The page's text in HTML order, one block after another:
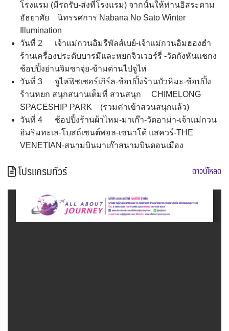
โรงแรม (มีรถรับ-ส่งที่โรงแรม) จากนั้นให้ท่านอิสระตาม
อัธยาศัย นิทรรศการ Nabana No Sato Winter
Illumination
วันที่ 2 เจ้าแม่กวนอิมรีพัลส์เบย์-เจ้าเเม่กวนอิมฮองฮำ
ร้านเครื่องประดับบารมีและหยกจิวเวอร์รี่ -วัดกังหันแชกง
ช้อปปิ้งย่านจิมซาจุ่ย-ข้ามด่านไปจูไห่
วันที่ 3 จูไห่ฟิชเชอร์เกิร์ล-ช้อปปิ้งร้านบัวหิมะ-ช้อปปิ้ง
ร้านหยก สนุกสนานเต็มที่ สวนสนุก CHIMELONG
SPACESHIP PARK (รวมค่าเข้าสวนสนุกแล้ว)
วันที่ 4 ช้อปปิ้งร้านผ้าไหม-มาเก๊า-วัดอาม่า-เจ้าแม่กวน
อิมริมทะเล-โบสถ์เซนต์พอล-เซนาโด้ แสควร์-THE
VENETIAN-สนามบินมาเก๊าสนามบินดอนเมือง
โปรแกรมทัวร์ ดาวน์โหลด